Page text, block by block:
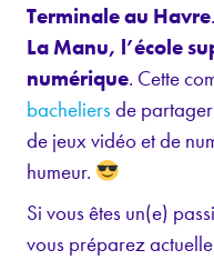
Terminale au Havre
La Manu, l’école
numérique. Cette
bacheliersde
de jeux vidéo et de
humeur.
Si vous êtes un(e)
vous préparez